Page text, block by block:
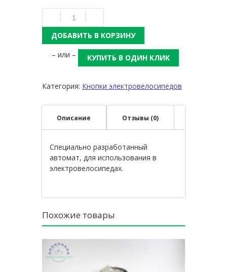
УБ.
ДОБАВИТЬ В КОРЗИНУ
– или –
КУПИТЬ В ОДИН КЛИК
Категория: Кнопки электровелосипедов
Описание Отзывы (0)
Специально разработанный
автомат, для использования в
электровелосипедах.
Похожие товары